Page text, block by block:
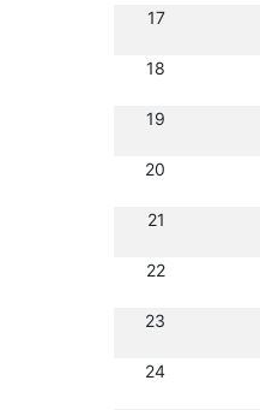
17
18
19
20
21
22
23
24